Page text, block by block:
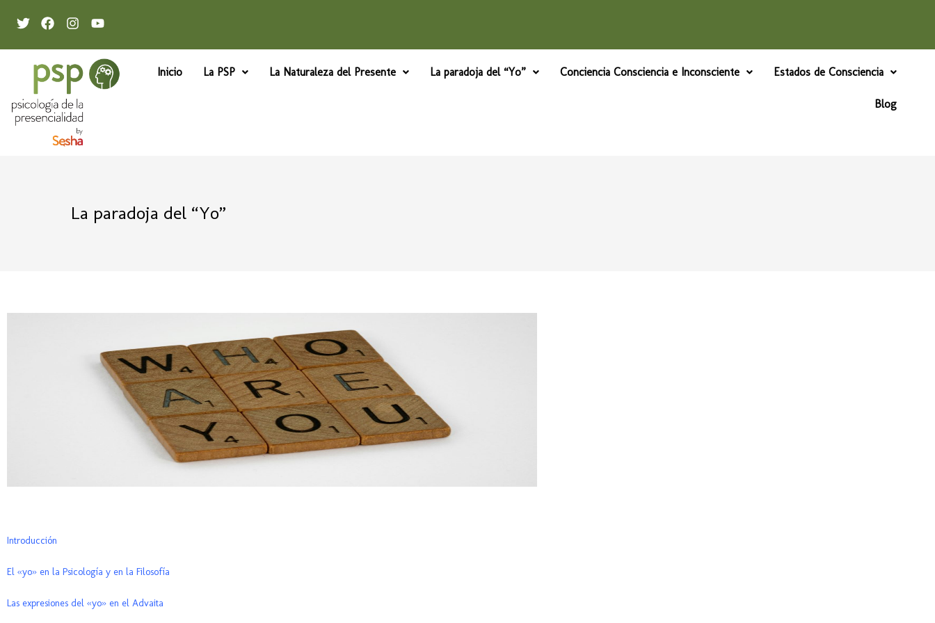
Inicio La PSP La Naturaleza del Presente La paradoja del “Yo” Conciencia Consciencia e Inconsciente Estados de Consciencia
Blog
La paradoja del “Yo”
Introducción
El «yo» en la Psicología y en la Filosofía
Las expresiones del «yo» en el Advaita